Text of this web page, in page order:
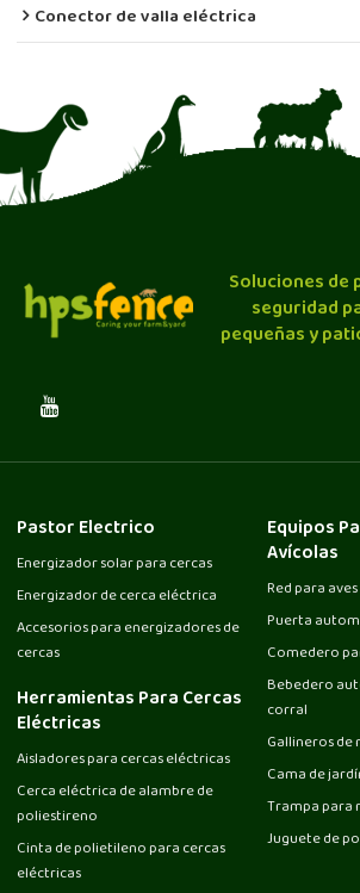
Conector de valla eléctrica
Soluciones de
seguridad
pequeñas y
Pastor Electrico
Energizador solar para cercas
Energizador de cerca eléctrica
Accesorios para energizadores de
cercas
Herramientas Para Cercas
Eléctricas
Aisladores para cercas eléctricas
Cerca eléctrica de alambre de
poliestireno
Cinta de polietileno para cercas
eléctricas
Equipos
Avícolas
Red para
Puerta
Comedero
Bebedero
corral
Gallineros de
Cama de
Trampa para
Juguete de